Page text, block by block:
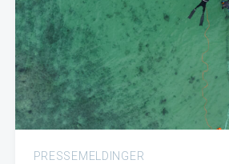
PRESSEMELDINGER